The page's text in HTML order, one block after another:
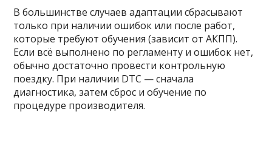
В большинстве случаев адаптации сбрасывают
только при наличии ошибок или после работ,
которые требуют обучения (зависит от АКПП).
Если всё выполнено по регламенту и ошибок нет,
обычно достаточно провести контрольную
поездку. При наличии DTC — сначала
диагностика, затем сброс и обучение по
процедуре производителя.